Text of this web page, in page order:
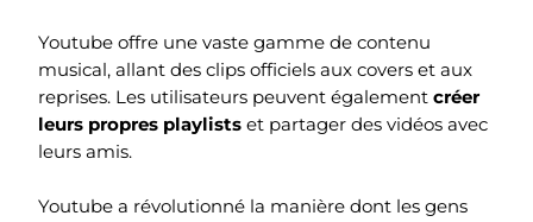
Youtube offre une vaste gamme de contenu
musical, allant des clips officiels aux covers et aux
reprises. Les utilisateurs peuvent également créer
leurs propres playlists et partager des vidéos avec
leurs amis.
Youtube a révolutionné la manière dont les gens